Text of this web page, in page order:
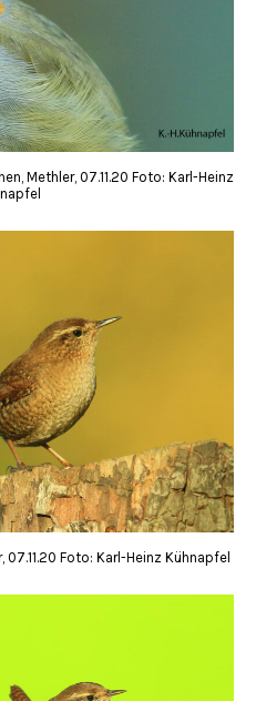
Methler, 07.11.20 Foto: Karl-Heinz
Foto: Karl-Heinz Kühnapfel